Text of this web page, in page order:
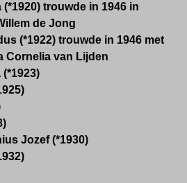
trouwde in 1946 in
de Jong
(*1922) trouwde in 1946 met
Cornelia van Lijden
Jozef (*1930)